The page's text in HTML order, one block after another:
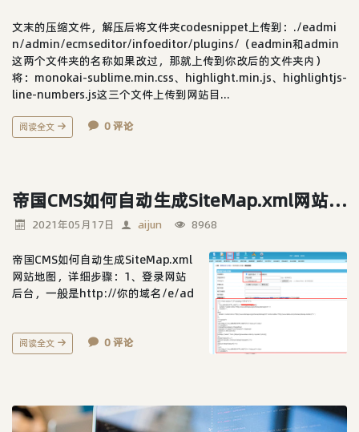
文末的压缩文件，解压后将文件夹codesnippet上传到：./eadmi
n/admin/ecmseditor/infoeditor/plugins/（eadmin和admin
这两个文件夹的名称如果改过，那就上传到你改后的文件夹内）
将：monokai-sublime.min.css、highlight.min.js、highlightjs-
line-numbers.js这三个文件上传到网站目...
阅读全文 0 评论
帝国CMS如何自动生成SiteMap.xml网站地图
2021年05月17日 aijun 8968
帝国CMS如何自动生成SiteMap.xml
网站地图，详细步骤：1、登录网站
后台，一般是http://你的域名/e/ad
定义页面，选择直接页面，页面名称
阅读全文 0 评论